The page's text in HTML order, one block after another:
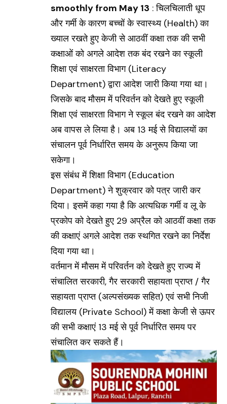
smoothly from May 13 : चिलचिलाती धूप
और गर्मी के कारण बच्चों के स्वास्थ्य (Health) का
ख्याल रखते हुए केजी से आठवीं कक्षा तक की सभी
कक्षाओं को अगले आदेश तक बंद रखने का स्कूली
शिक्षा एवं साक्षरता विभाग (Literacy
Department) द्वारा आदेश जारी किया गया था।
जिसके बाद मौसम में परिवर्तन को देखते हुए स्कूली
शिक्षा एवं साक्षरता विभाग ने स्कूल बंद रखने का आदेश
अब वापस ले लिया है। अब 13 मई से विद्यालयों का
संचालन पूर्व निर्धारित समय के अनुरूप किया जा
सकेगा।
इस संबंध में शिक्षा विभाग (Education
Department) ने शुक्रवार को पत्र जारी कर
दिया। इसमें कहा गया है कि अत्यधिक गर्मी व लू के
प्रकोप को देखते हुए 29 अप्रैल को आठवीं कक्षा तक
की कक्षाएं अगले आदेश तक स्थगित रखने का निर्देश
दिया गया था।
वर्तमान में मौसम में परिवर्तन को देखते हुए राज्य में
संचालित सरकारी, गैर सरकारी सहायता प्राप्त / गैर
सहायता प्राप्त (अल्पसंख्यक सहित) एवं सभी निजी
विद्यालय (Private School) में कक्षा केजी से ऊपर
की सभी कक्षाएं 13 मई से पूर्व निर्धारित समय पर
संचालित कर सकते हैं।